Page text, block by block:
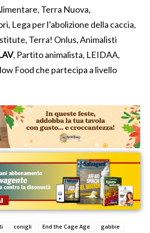
Terra Nuova,
Lega per l’abolizione della caccia,
Terra! Onlus, Animalisti
, Partito animalista, LEIDAA,
Food che partecipa a livello
conigli End the Cage Age
gabbie